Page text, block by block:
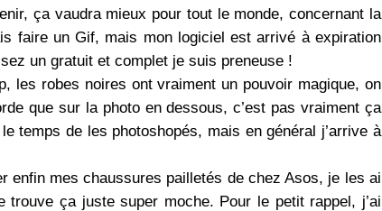
ça vaudra mieux pour tout le monde, concernant la
faire un Gif, mais mon logiciel est arrivé à expiration
un gratuit et complet je suis preneuse !
les robes noires ont vraiment un pouvoir magique, on
que sur la photo en dessous, c’est pas vraiment ça
temps de les photoshopés, mais en général j’arrive à
enfin mes chaussures pailletés de chez Asos, je les ai
ça juste super moche. Pour le petit rappel, j’ai